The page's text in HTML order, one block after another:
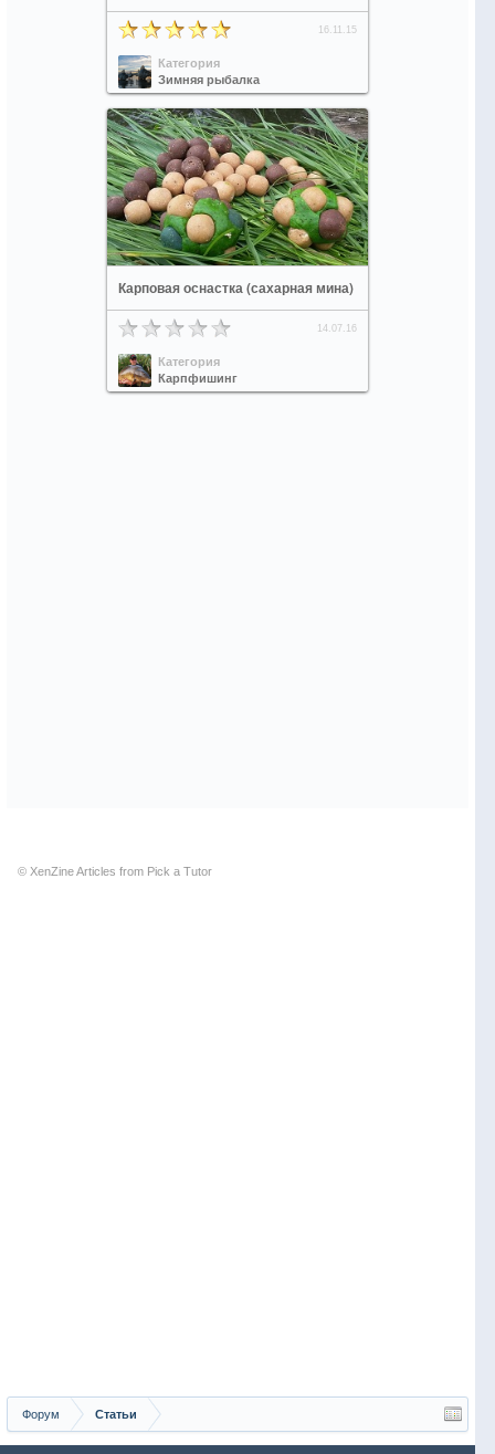
16.11.15
Категория
Зимняя рыбалка
Карповая оснастка (сахарная мина)
14.07.16
Категория
Карпфишинг
© XenZineArticles from Pick a Tutor
Форум Статьи